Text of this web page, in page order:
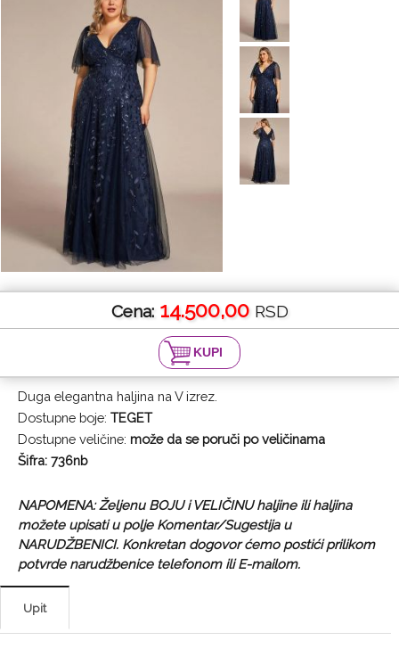
Cena: 14.500,00 RSD
Duga elegantna haljina na V izrez.
Dostupne boje: TEGET
Dostupne veličine: može da se poruči po veličinama
Šifra: 736nb
NAPOMENA: Željenu BOJU i VELIČINU haljine ili haljina
možete upisati u polje Komentar/Sugestija u
NARUDŽBENICI. Konkretan dogovor ćemo postići prilikom
potvrde narudžbenice telefonom ili E-mailom.
Upit